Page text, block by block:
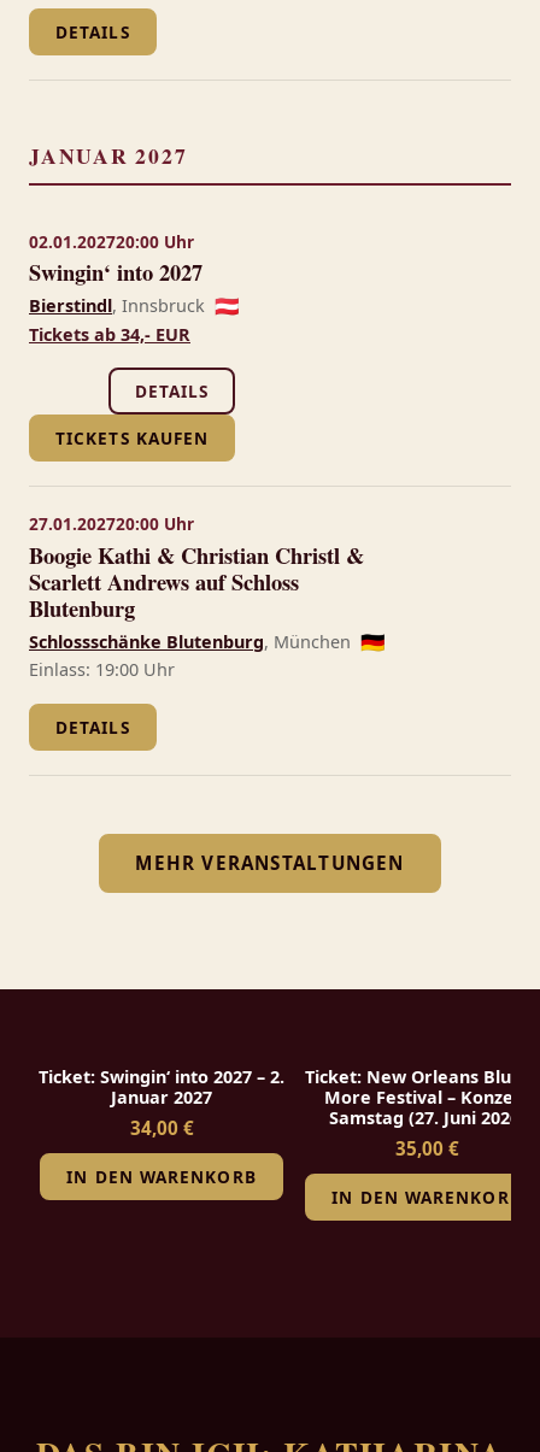
DETAILS
JANUAR 2027
02.01.202720:00 Uhr
Swingin‘ into 2027
Bierstindl, Innsbruck 🇦🇹
Tickets ab 34,- EUR
DETAILS
TICKETS KAUFEN
27.01.202720:00 Uhr
Boogie Kathi & Christian Christl &
Scarlett Andrews auf Schloss
Blutenburg
Schlossschänke Blutenburg, München 🇩🇪
Einlass: 19:00 Uhr
DETAILS
MEHR VERANSTALTUNGEN
Ticket: Swingin‘ into 2027 – 2.
Januar 2027
34,00 €
IN DEN WARENKORB
Ticket: New Orleans Blues
More Festival – Konzert
Samstag (27. Juni 2026)
35,00 €
IN DEN WARENKORB